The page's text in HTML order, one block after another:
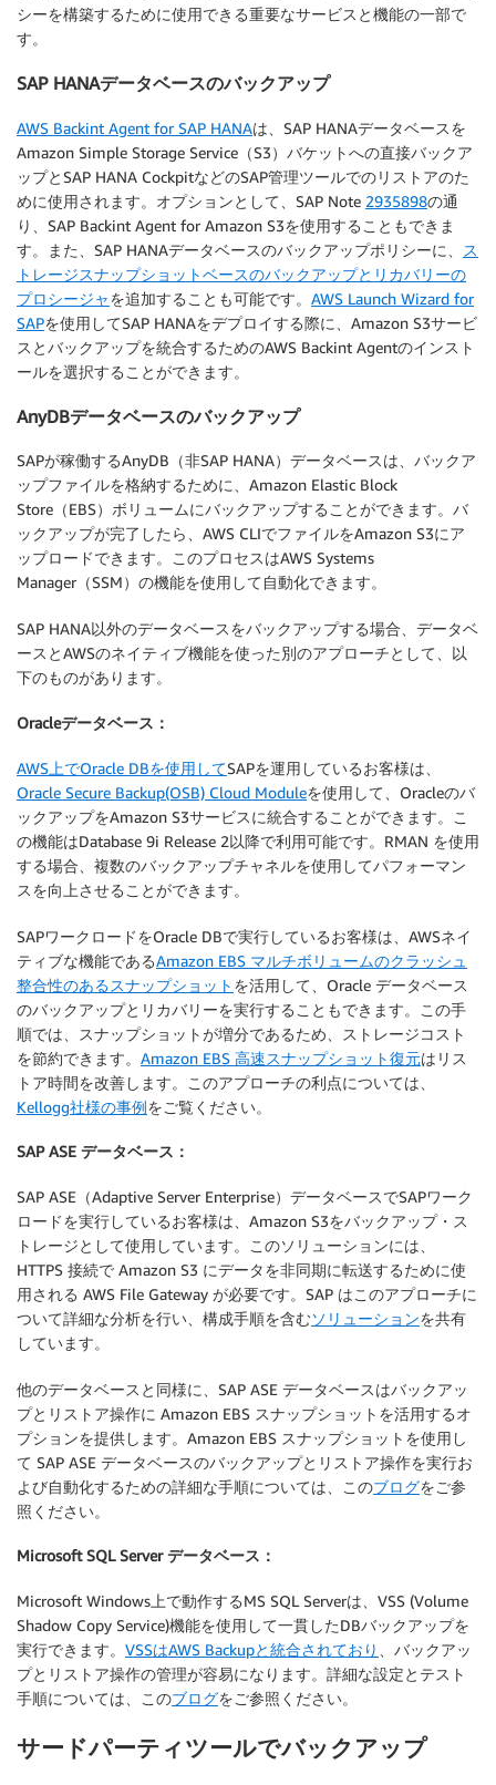
シーを構築するために使用できる重要なサービスと機能の一部で
す。
SAP HANAデータベースのバックアップ
AWS Backint Agent for SAP HANAは、SAP HANAデータベースを
Amazon Simple Storage Service（S3）バケットへの直接バックア
ップとSAP HANA CockpitなどのSAP管理ツールでのリストアのた
めに使用されます。オプションとして、SAP Note 2935898の通
り、SAP Backint Agent for Amazon S3を使用することもできま
す。また、SAP HANAデータベースのバックアップポリシーに、
ス
トレージスナップショットベースのバックアップとリカバリーの
プロシージャを追加することも可能です。 AWS Launch Wizard for
SAPを使用してSAP HANAをデプロイする際に、Amazon S3サービ
スとバックアップを統合するためのAWS Backint Agentのインスト
ールを選択することができます。
AnyDBデータベースのバックアップ
SAPが稼働するAnyDB（非SAP HANA）データベースは、バックア
ップファイルを格納するために、Amazon Elastic Block
Store（EBS）ボリュームにバックアップすることができます。バ
ックアップが完了したら、AWS CLIでファイルをAmazon S3にア
ップロードできます。このプロセスはAWS Systems
Manager（SSM）の機能を使用して自動化できます。
SAP HANA以外のデータベースをバックアップする場合、データベ
ースとAWSのネイティブ機能を使った別のアプローチとして、以
下のものがあります。
Oracleデータベース：
AWS上でOracle DBを使用してSAPを運用しているお客様は、
Oracle Secure Backup(OSB) Cloud Moduleを使用して、Oracleのバ
ックアップをAmazon S3サービスに統合することができます。こ
の機能はDatabase 9i Release 2以降で利用可能です。RMAN を使用
する場合、複数のバックアップチャネルを使用してパフォーマン
スを向上させることができます。
SAPワークロードをOracle DBで実行しているお客様は、AWSネイ
ティブな機能であるAmazon EBS マルチボリュームのクラッシュ
整合性のあるスナップショット を活用して、Oracle データベース
のバックアップとリカバリーを実行することもできます。この手
順では、スナップショットが増分であるため、ストレージコスト
を節約できます。 Amazon EBS 高速スナップショット復元はリス
トア時間を改善します。このアプローチの利点については、
Kellogg社様の事例をご覧ください。
SAP ASE データベース：
SAP ASE（Adaptive Server Enterprise）データベースでSAPワーク
ロードを実行しているお客様は、Amazon S3をバックアップ・ス
トレージとして使用しています。このソリューションには、
HTTPS 接続で Amazon S3 にデータを非同期に転送するために使
用される AWS File Gateway が必要です。SAP はこのアプローチに
ついて詳細な分析を行い、構成手順を含むソリューションを共有
しています。
他のデータベースと同様に、SAP ASE データベースはバックアッ
プとリストア操作に Amazon EBS スナップショットを活用するオ
プションを提供します。Amazon EBS スナップショットを使用し
て SAP ASE データベースのバックアップとリストア操作を実行お
よび自動化するための詳細な手順については、このブログをご参
照ください。
Microsoft SQL Server データベース：
Microsoft Windows上で動作するMS SQL Serverは、VSS (Volume
Shadow Copy Service)機能を使用して一貫したDBバックアップを
実行できます。 VSSはAWS Backupと統合されており
、バックアッ
プとリストア操作の管理が容易になります。詳細な設定とテスト
手順については、このブログをご参照ください。
サードパーティツールでバックアップ